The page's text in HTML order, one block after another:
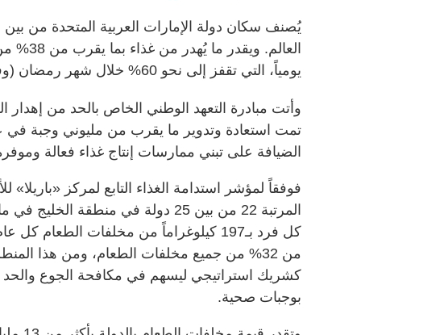
يُصنف سكان دولة الإمارات العربية المتحدة من
العالم.
يومياً، التي تقفز إلى نحو 60% خلال شهر رمضان (وفقاً لـDubai Carbon).
وأتت مبادرة التعهد الوطني الخاص بالحد من
الضيافة على تبني ممارسات إنتاج غذاء فعالة
فوفقاً لمؤشر استدامة الغذاء التابع لمركز «باريلا»
المرتبة 22 من بين 25 دولة في
كل فرد بـ197 كيلوغراماً من مخلفات
من 32% من جميع مخلفات الطعام، ومن هذا
كشريك استراتيجي ليسهم في مكافحة الجوع والحد
بوجبات صحية.